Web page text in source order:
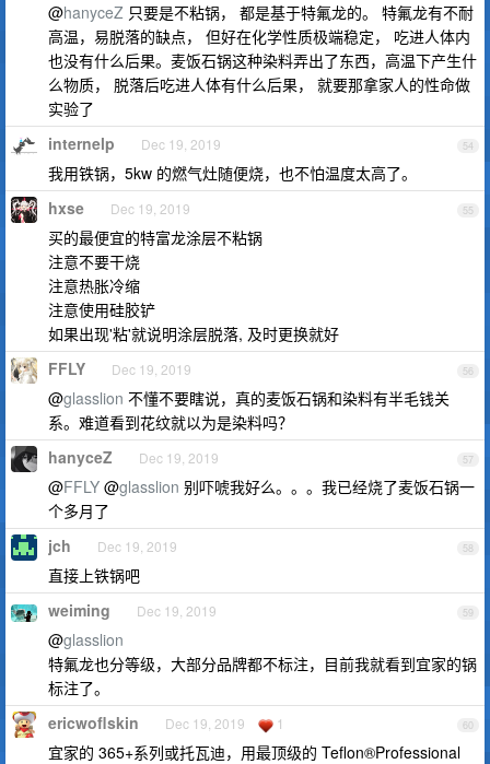
@hanyceZ 只要是不粘锅， 都是基于特氟龙的。 特氟龙有不耐
高温，易脱落的缺点， 但好在化学性质极端稳定， 吃进人体内
也没有什么后果。麦饭石锅这种染料弄出了东西，高温下产生什
么物质， 脱落后吃进人体有什么后果， 就要那拿家人的性命做
实验了
54
internelp Dec 19, 2019
我用铁锅，5kw 的燃气灶随便烧，也不怕温度太高了。
55
hxse Dec 19, 2019
买的最便宜的特富龙涂层不粘锅
注意不要干烧
注意热胀冷缩
注意使用硅胶铲
如果出现'粘'就说明涂层脱落, 及时更换就好
56
FFLY Dec 19, 2019
@glasslion 不懂不要瞎说，真的麦饭石锅和染料有半毛钱关
系。难道看到花纹就以为是染料吗？
57
hanyceZ Dec 19, 2019
@FFLY @glasslion 别吓唬我好么。。。我已经烧了麦饭石锅一
个多月了
58
jch Dec 19, 2019
直接上铁锅吧
59
weiming Dec 19, 2019
@glasslion
特氟龙也分等级，大部分品牌都不标注，目前我就看到宜家的锅
标注了。
60
ericwoflskin Dec 19, 2019 1
宜家的 365+系列或托瓦迪，用最顶级的 Teflon®Professional